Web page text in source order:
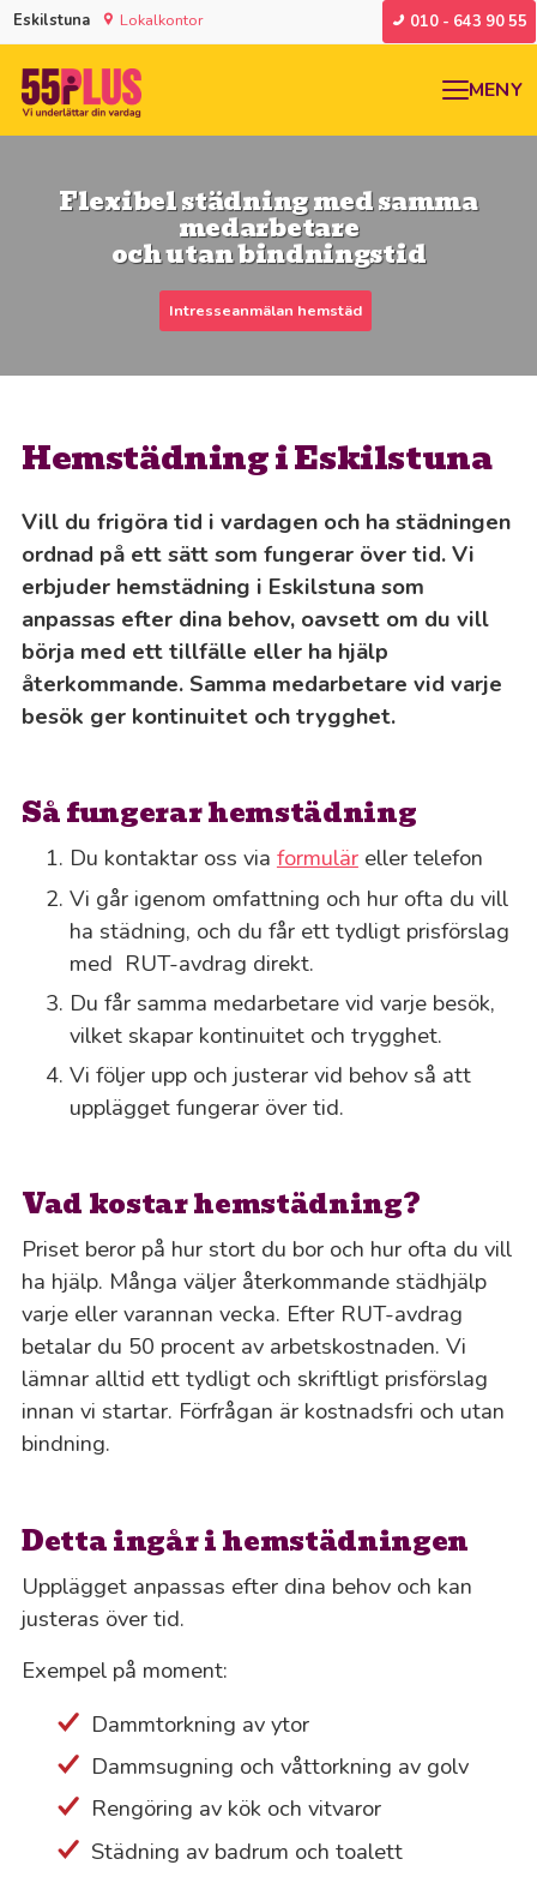
Eskilstuna Lokalkontor 010 - 643 90 55
MENY
Flexibel städning med samma
medarbetare
och utan bindningstid
Intresseanmälan hemstäd
Hemstädning i Eskilstuna
Vill du frigöra tid i vardagen och ha städningen
ordnad på ett sätt som fungerar över tid. Vi
erbjuder hemstädning i Eskilstuna som
anpassas efter dina behov, oavsett om du vill
börja med ett tillfälle eller ha hjälp
återkommande. Samma medarbetare vid varje
besök ger kontinuitet och trygghet.
Så fungerar hemstädning
Du kontaktar oss via formuläreller telefon
Vi går igenom omfattning och hur ofta du vill
ha städning, och du får ett tydligt prisförslag
med RUT-avdrag direkt.
Du får samma medarbetare vid varje besök,
vilket skapar kontinuitet och trygghet.
Vi följer upp och justerar vid behov så att
upplägget fungerar över tid.
Vad kostar hemstädning?
Priset beror på hur stort du bor och hur ofta du vill
ha hjälp. Många väljer återkommande städhjälp
varje eller varannan vecka. Efter RUT-avdrag
betalar du 50 procent av arbetskostnaden. Vi
lämnar alltid ett tydligt och skriftligt prisförslag
innan vi startar. Förfrågan är kostnadsfri och utan
bindning.
Detta ingår i hemstädningen
Upplägget anpassas efter dina behov och kan
justeras över tid.
Exempel på moment:
Dammtorkning av ytor
Dammsugning och våttorkning av golv
Rengöring av kök och vitvaror
Städning av badrum och toalett